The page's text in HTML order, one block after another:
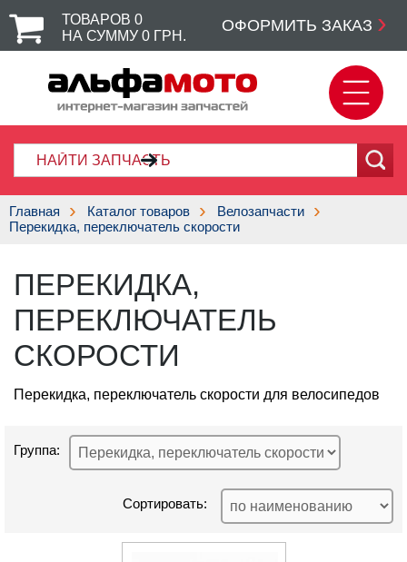
ТОВАРОВ 0
НА СУММУ 0 ГРН.
ОФОРМИТЬ ЗАКАЗ
Главная Каталог товаров
Велозапчасти
Перекидка, переключатель скорости
ПЕРЕКИДКА,
ПЕРЕКЛЮЧАТЕЛЬ
СКОРОСТИ
Перекидка, переключатель скорости для велосипедов
Группа:
Сортировать: